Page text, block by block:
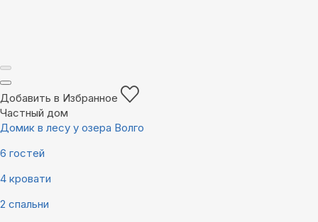
Добавить в Избранное
Частный дом
Домик в лесу у озера Волго
6 гостей
4 кровати
2 спальни